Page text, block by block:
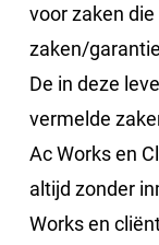
voor zaken
zaken/
De in deze
vermelde
Ac Works en
altijd zonder
Works en